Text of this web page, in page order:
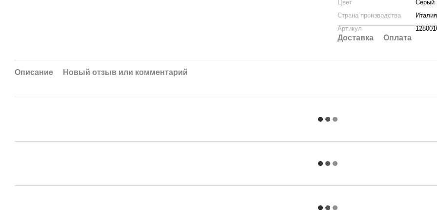
Цвет
Серый
Страна производства
Италия
Артикул
Доставка Оплата
Описание Новый отзыв или комментарий